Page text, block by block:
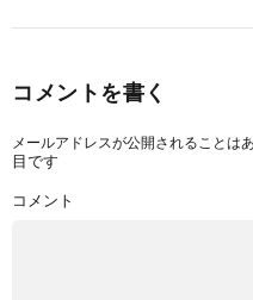
コメントを書く
メールアドレスが公開されることは
目です
コメント